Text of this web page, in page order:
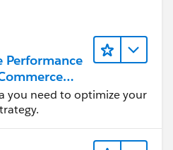
Performance
you need to optimize your